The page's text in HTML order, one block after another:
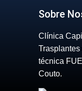
Sobre
Clínica
técnica
Couto.